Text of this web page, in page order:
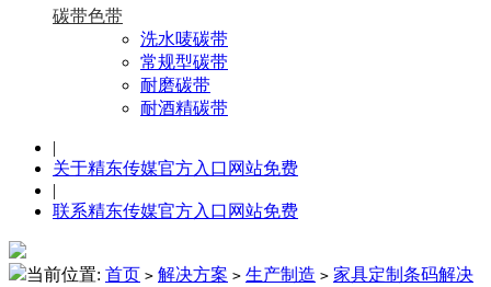
碳带色带
洗水唛碳带
常规型碳带
耐磨碳带
耐酒精碳带
|
关于精东传媒官方入口网站免费
|
联系精东传媒官方入口网站免费
当前位置: 首页 > 解决方案 > 生产制造 > 家具定制条码解决